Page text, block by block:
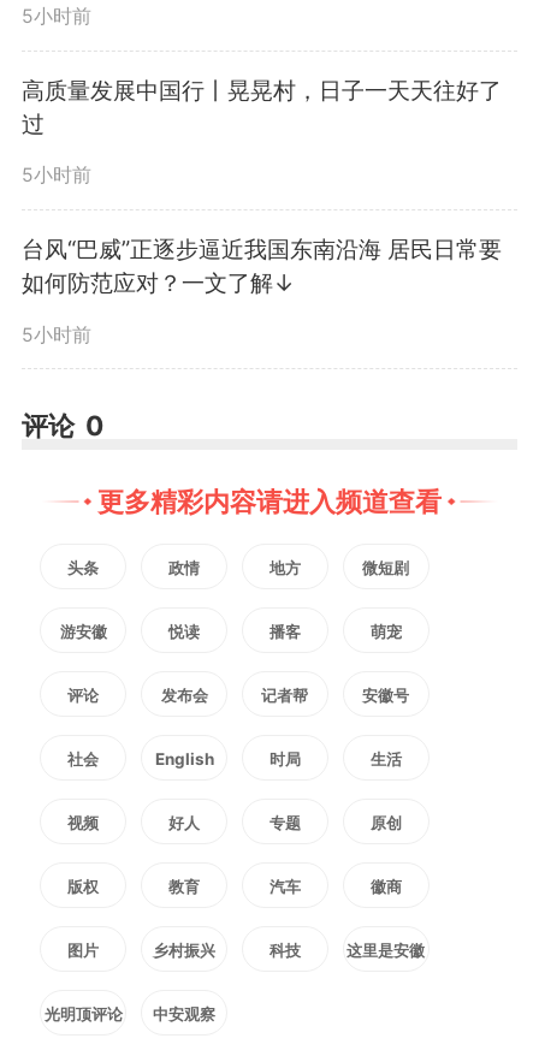
向、提供了重要遵循。出版发行
《习近平关于基层工作方法的重要
组织和党员、干部系统学习掌握习
近平同志关于基层工作方法的重要
论述，深刻领悟做好基层工作的重
大意义、根本要求、科学理念、有
效方式、根本保证，更好地认识基
层、深入基层、服务基层，着力巩
固党的执政根基，夯实中国式现代
近日，中央党的建设工作领导
小组发出通知，要求各级党组织把
《习近平关于基层工作方法论述摘
5小时前
高质量发展中国行丨晃晃村，日子一天天往好了
过
5小时前
台风“巴威”正逐步逼近我国东南沿海 居民日常要
如何防范应对？一文了解↓
5小时前
评论 0
更多精彩内容请进入频道查看
头条 政情 地方 微短剧
游安徽 悦读 播客 萌宠
评论 发布会 记者帮 安徽号
社会 English 时局 生活
视频 好人 专题 原创
版权 教育 汽车 徽商
图片 乡村振兴 科技 这里是安徽
光明顶评论 中安观察